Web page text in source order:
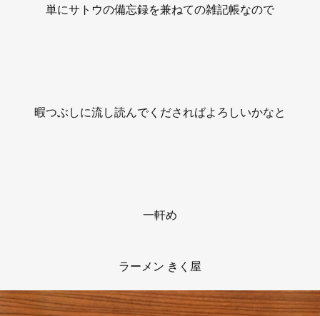
単にサトウの備忘録を兼ねての雑記帳なので
暇つぶしに流し読んでくださればよろしいかなと
一軒め
ラーメン きく屋